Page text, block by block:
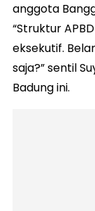
anggota
“Struktur
eksekutif.
saja?” sentil
Badung ini.